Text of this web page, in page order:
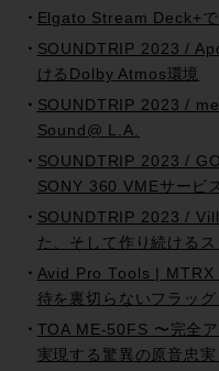
Elgato Stream Deck+
SOUNDTRIP 2023 /
けるDolby Atmos環境
SOUNDTRIP 2023 /
Sound@ L.A.
SOUNDTRIP 2023 /
SONY 360 VMEサービ
SOUNDTRIP 2023 /
た、そして作り続けるス
Avid Pro Tools | MTRX
待を裏切らないフラッ
TOA ME-50FS 〜完全
実現する驚異の原音忠